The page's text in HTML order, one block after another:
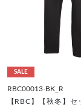
SALE
RBC00013-BK_R
【RBC】【秋冬】セ